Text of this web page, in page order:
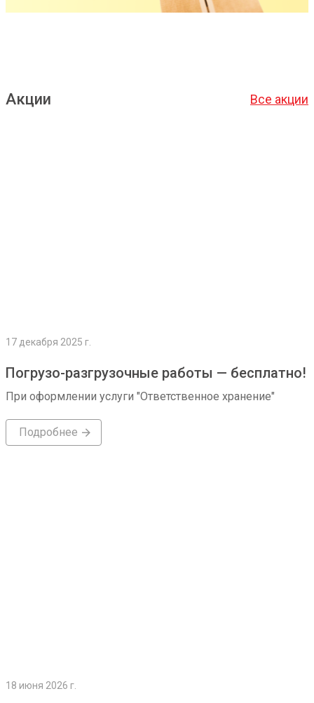
Акции Все акции
17 декабря 2025 г.
Погрузо-разгрузочные работы — бесплатно!
При оформлении услуги "Ответственное хранение"
Подробнее
18 июня 2026 г.